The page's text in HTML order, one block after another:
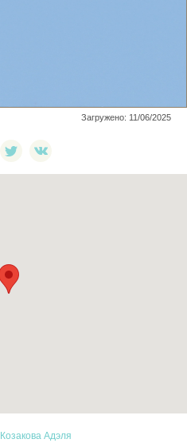
Загружено: 11/06/2025
Козакова Адэля